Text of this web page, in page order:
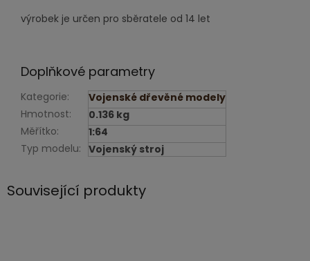
výrobek je určen pro sběratele od 14 let
Doplňkové parametry
Kategorie:
Vojenské dřevěné modely
Hmotnost:
0.136 kg
Měřítko:
1:64
Typ modelu: Vojenský stroj
Související produkty